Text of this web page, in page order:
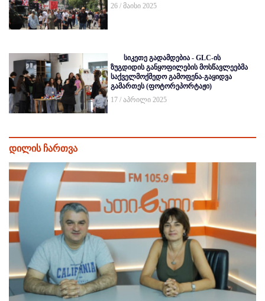
26 / მაისი 2025
სიკეთე გადამდებია - GLC-ის
ზუგდიდის განყოფილების მოსწავლეებმა
საქველმოქმედო გამოფენა-გაყიდვა
გამართეს (ფოტორეპორტაჟი)
17 / აპრილი 2025
დილის ჩართვა